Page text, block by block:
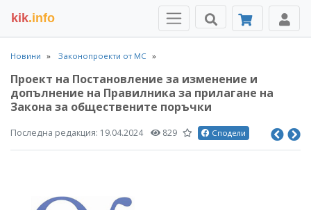
kik.info
Новини Законопроекти от МС
Проект на Постановление за изменение и
допълнение на Правилника за прилагане на
Закона за обществените поръчки
Последна редакция: 19.04.2024 829 Сподели